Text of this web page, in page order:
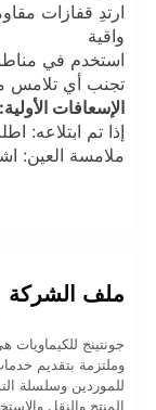
ارتدِ قفازات
واقية
استخدم في
تجنب أي تلامس
الإسعافات الأولية:
إذا تم ابتلاعه:
ملامسة العين: اشطف
ملف الشركة
جونتينج للكيماويات
وملتزمة بتقديم
للموردين وسلسلة
المنتج والنقل